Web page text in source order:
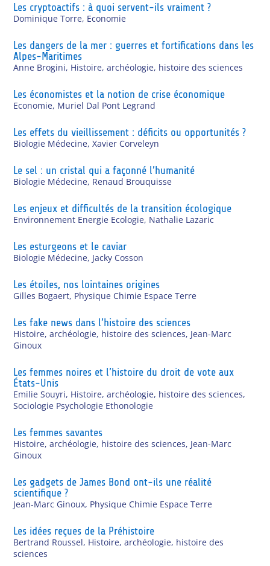
Les cryptoactifs : à quoi servent-ils vraiment ?
Dominique Torre, Economie
Les dangers de la mer : guerres et fortifications dans les
Alpes-Maritimes
Anne Brogini, Histoire, archéologie, histoire des sciences
Les économistes et la notion de crise économique
Economie, Muriel Dal Pont Legrand
Les effets du vieillissement : déficits ou opportunités ?
Biologie Médecine,Xavier Corveleyn
Le sel : un cristal qui a façonné l’humanité
Biologie Médecine, Renaud Brouquisse
Les enjeux et difficultés de la transition écologique
Environnement Energie Ecologie, Nathalie Lazaric
Les esturgeons et le caviar
Biologie Médecine, Jacky Cosson
Les étoiles, nos lointaines origines
Gilles Bogaert, Physique Chimie Espace Terre
Les fake news dans l’histoire des sciences
Histoire, archéologie, histoire des sciences, Jean-Marc
Ginoux
Les femmes noires et l’histoire du droit de vote aux
États-Unis
Emilie Souyri, Histoire, archéologie, histoire des sciences,
Sociologie Psychologie Ethonologie
Les femmes savantes
Histoire, archéologie, histoire des sciences, Jean-Marc
Ginoux
Les gadgets de James Bond ont-ils une réalité
scientifique ?
Jean-Marc Ginoux, Physique Chimie Espace Terre
Les idées reçues de la Préhistoire
Bertrand Roussel, Histoire, archéologie, histoire des
sciences